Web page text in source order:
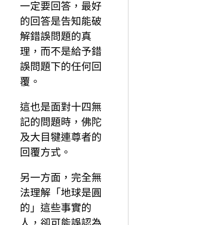
一定要回答，最好
的回答是告知能破
解錯誤問題的真
理，而不是給予錯
誤問題下的任何回
覆。
這也是面對十四無
記的問題時，佛陀
及大目犍連尊者的
回覆方式。
另一方面，完全無
法理解「地球是圓
的」這些事實的
人，卻可能誤認為